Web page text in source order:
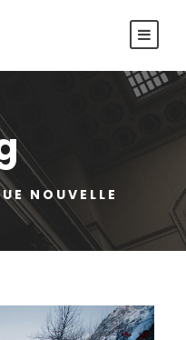
NOUVELLE